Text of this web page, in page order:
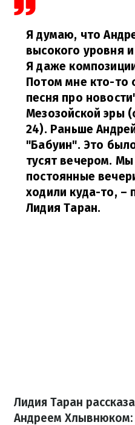
Я думаю, что
высокого уровня
Я даже
Потом мне кто-то
песня про
Мезозойской эры
24). Раньше
"Бабуин". Это
тусят вечером.
постоянные
ходили куда-то, –
Лидия Таран.
Лидия Таран
Андреем Хлывнюком: